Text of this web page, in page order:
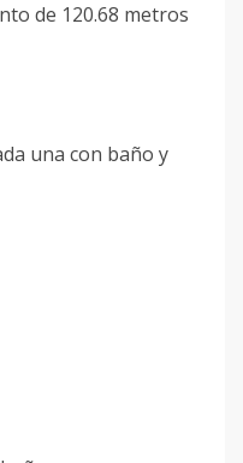
de 120.68 metros
una con baño y